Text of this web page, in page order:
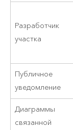
Разработчик
участка
Публичное
уведомление
Диаграммы
связанной